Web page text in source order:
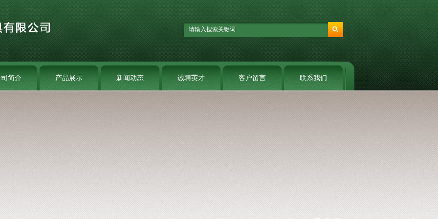
简介 产品展示 新闻动态 诚聘英才 客户留言 联系我们